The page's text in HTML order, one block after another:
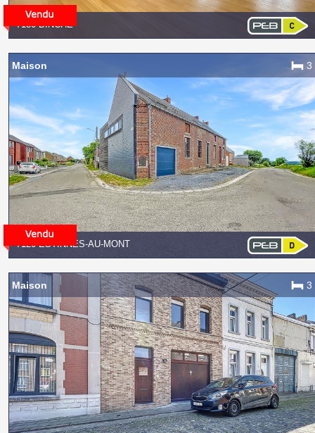
7130 BINCHE
7120 ESTINNES-AU-MONT
Maison 3
Maison 3